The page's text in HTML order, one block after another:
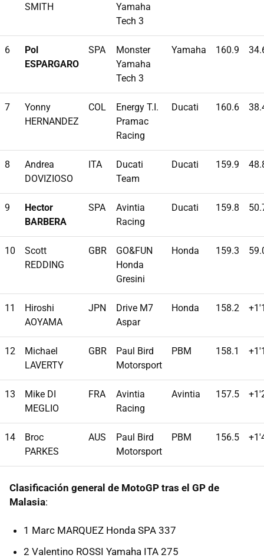
SMITH
Yamaha
Tech 3
6
Pol
ESPARGARO
SPA
Monster
Yamaha
Tech 3
Yamaha 160.9
7
Yonny
HERNANDEZ
COL
Energy T.I.
Pramac
Racing
Ducati 160.6
8
Andrea
DOVIZIOSO
ITA
Ducati
Team
Ducati 159.9
9
Hector
BARBERA
SPA
Avintia
Racing
Ducati 159.8
10
Scott
REDDING
GBR
GO&FUN
Honda
Gresini
Honda 159.3
11
Hiroshi
AOYAMA
JPN
Drive M7
Aspar
Honda 158.2
12
Michael
LAVERTY
GBR
Paul Bird
Motorsport
PBM 158.1
13
Mike DI
MEGLIO
FRA
Avintia
Racing
Avintia 157.5
14
Broc
PARKES
AUS
Paul Bird
Motorsport
PBM 156.5
Clasificación general de MotoGP tras el GP de
Malasia:
1 Marc MARQUEZ Honda SPA 337
2 Valentino ROSSI Yamaha ITA 275